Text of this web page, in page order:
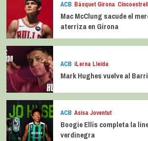
ACB Bàsquet Girona
Mac McClung sacude el
aterriza en Girona
ACB iLerna Lleida
Mark Hughes vuelve al
ACB Asisa Joventut
Boogie Ellis completa la
verdinegra